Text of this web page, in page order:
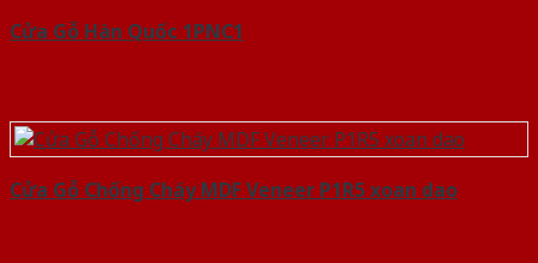
Cửa Gỗ Hàn Quốc 1PNC1
Cửa Gỗ Chống Cháy MDF Veneer P1R5 xoan dao